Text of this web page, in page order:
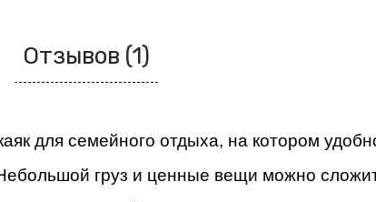
Отзывов (1)
для семейного отдыха, на котором
груз и ценные вещи можно